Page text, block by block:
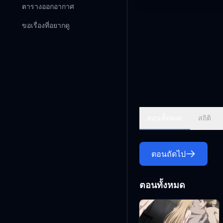
ตารางออกอากาศ
ขอเรื่องที่อยากดู
สถิติ
ตอนถัดไป
ตอนทั้งหมด